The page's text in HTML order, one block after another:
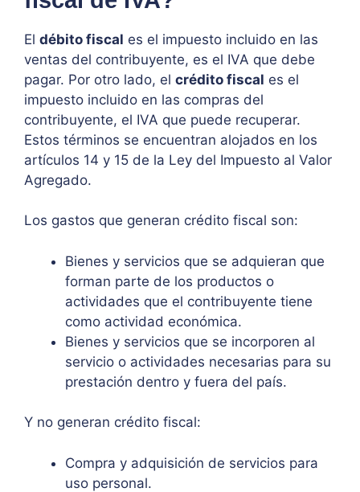
El débito fiscal es el impuesto incluido en las
ventas del contribuyente, es el IVA que debe
pagar. Por otro lado, el crédito fiscal es el
impuesto incluido en las compras del
contribuyente, el IVA que puede recuperar.
Estos términos se encuentran alojados en los
artículos 14 y 15 de la Ley del Impuesto al Valor
Agregado.
Los gastos que generan crédito fiscal son:
Bienes y servicios que se adquieran que
forman parte de los productos o
actividades que el contribuyente tiene
como actividad económica.
Bienes y servicios que se incorporen al
servicio o actividades necesarias para su
prestación dentro y fuera del país.
Y no generan crédito fiscal:
Compra y adquisición de servicios para
uso personal.